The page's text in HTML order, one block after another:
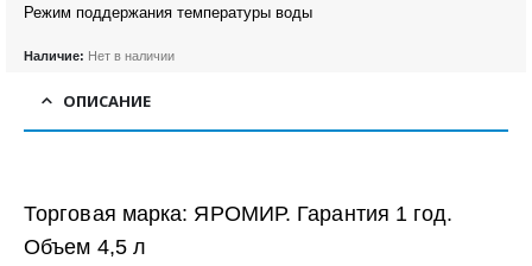
Режим поддержания температуры воды
Наличие: Нет в наличии
ОПИСАНИЕ
Торговая марка: ЯРОМИР. Гарантия 1 год.
Объем 4,5 л